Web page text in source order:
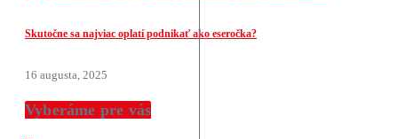
Skutočne sa najviac oplatí podnikať ako eseročka?
16 augusta, 2025
Vyberáme pre vás